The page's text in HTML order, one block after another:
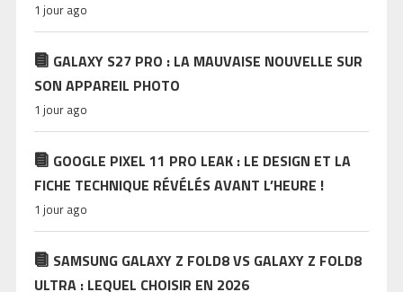
1 jour ago
GALAXY S27 PRO : LA MAUVAISE NOUVELLE SUR
SON APPAREIL PHOTO
1 jour ago
GOOGLE PIXEL 11 PRO LEAK : LE DESIGN ET LA
FICHE TECHNIQUE RÉVÉLÉS AVANT L’HEURE !
1 jour ago
SAMSUNG GALAXY Z FOLD8 VS GALAXY Z FOLD8
ULTRA : LEQUEL CHOISIR EN 2026